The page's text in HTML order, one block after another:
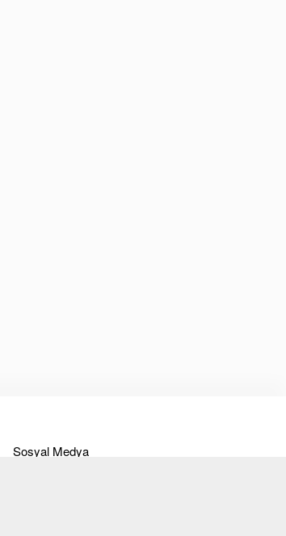
Sosyal Medya